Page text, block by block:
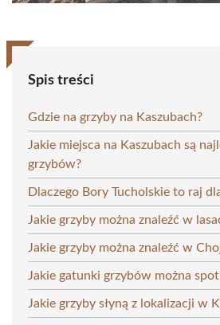
Spis treści
Gdzie na grzyby na Kaszubach?
Jakie miejsca na Kaszubach są
grzybów?
Dlaczego Bory Tucholskie to raj
Jakie grzyby można znaleźć w
Jakie grzyby można znaleźć w
Jakie gatunki grzybów można
Jakie grzyby słyną z lokalizacji w